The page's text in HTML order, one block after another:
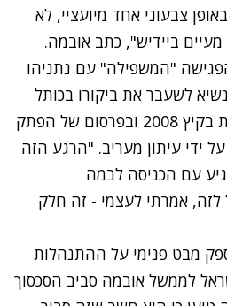
צבעוני אחד מיועציי, לא
ביידיש", כתב אובמה.
"המשפילה" עם נתניהו
לשעבר את ביקורו בכותל
המערבי כמועמד לנשיאות בקיץ 2008 ובפרסום של הפתק
ידי עיתון מעריב. "הרגע הזה
עם הכניסה לבמה
אמרתי לעצמי - זה חלק
מבט פנימי על ההתנהלות
לממשל אובמה סביב הסכסוך